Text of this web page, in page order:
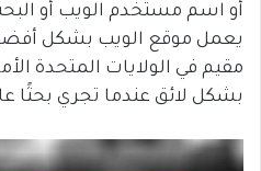
أو اسم مستخدم الويب أو
يعمل موقع الويب بشكل
مقيم في الولايات المتحدة
بشكل لائق عندما تجري بحثًا